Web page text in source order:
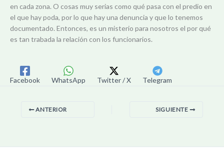
en cada zona. O cosas muy serias como qué pasa con el predio en
el que hay poda, por lo que hay una denuncia y que lo tenemos
documentado. Entonces, es un misterio para nosotros el por qué
es tan trabada la relación con los funcionarios.
Facebook WhatsApp Twitter / X Telegram
ANTERIOR SIGUIENTE